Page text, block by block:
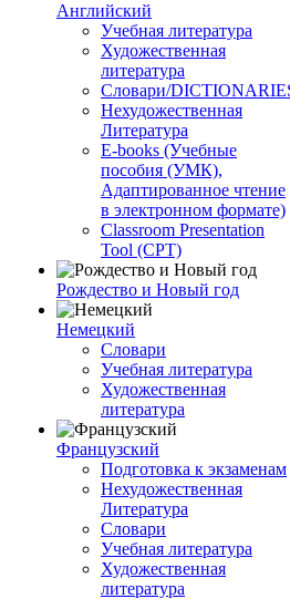
Английский
Учебная литература
Художественная
литература
Словари/
Нехудожественная
Литература
E-books (Учебные
пособия (УМК),
Адаптированное чтение
в электронном формате)
Classroom Presentation
Tool (CPT)
Рождество и Новый год
Немецкий
Словари
Учебная литература
Художественная
литература
Французский
Подготовка к экзаменам
Нехудожественная
Литература
Словари
Учебная литература
Художественная
литература